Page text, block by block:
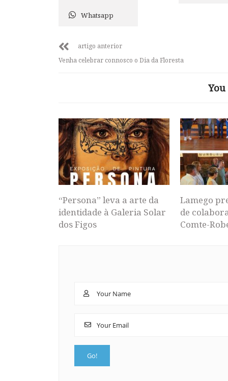
Whatsapp
artigo anterior
Venha celebrar connosco o Dia da Floresta
“Persona” leva a arte da
identidade à Galeria Solar
dos Figos
Lamego
de
Comte-